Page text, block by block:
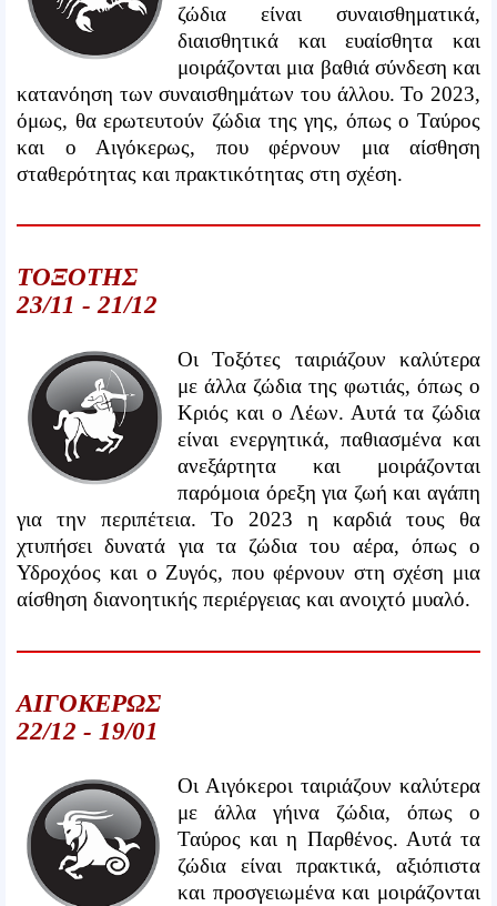
ζώδια είναι συναισθηματικά,
διαισθητικά και ευαίσθητα και
μοιράζονται μια βαθιά σύνδεση και
κατανόηση των συναισθημάτων του άλλου. Το 2023,
όμως, θα ερωτευτούν ζώδια της γης, όπως ο Ταύρος
και ο Αιγόκερως, που φέρνουν μια αίσθηση
σταθερότητας και πρακτικότητας στη σχέση.
ΤΟΞΟΤΗΣ
23/11 - 21/12
Οι Τοξότες ταιριάζουν καλύτερα
με άλλα ζώδια της φωτιάς, όπως ο
Κριός και ο Λέων. Αυτά τα ζώδια
είναι ενεργητικά, παθιασμένα και
ανεξάρτητα και μοιράζονται
παρόμοια όρεξη για ζωή και αγάπη
για την περιπέτεια. Το 2023 η καρδιά τους θα
χτυπήσει δυνατά για τα ζώδια του αέρα, όπως ο
Υδροχόος και ο Ζυγός, που φέρνουν στη σχέση μια
αίσθηση διανοητικής περιέργειας και ανοιχτό μυαλό.
ΑΙΓΟΚΕΡΩΣ
22/12 - 19/01
Οι Αιγόκεροι ταιριάζουν καλύτερα
με άλλα γήινα ζώδια, όπως ο
Ταύρος και η Παρθένος. Αυτά τα
ζώδια είναι πρακτικά, αξιόπιστα
και προσγειωμένα και μοιράζονται